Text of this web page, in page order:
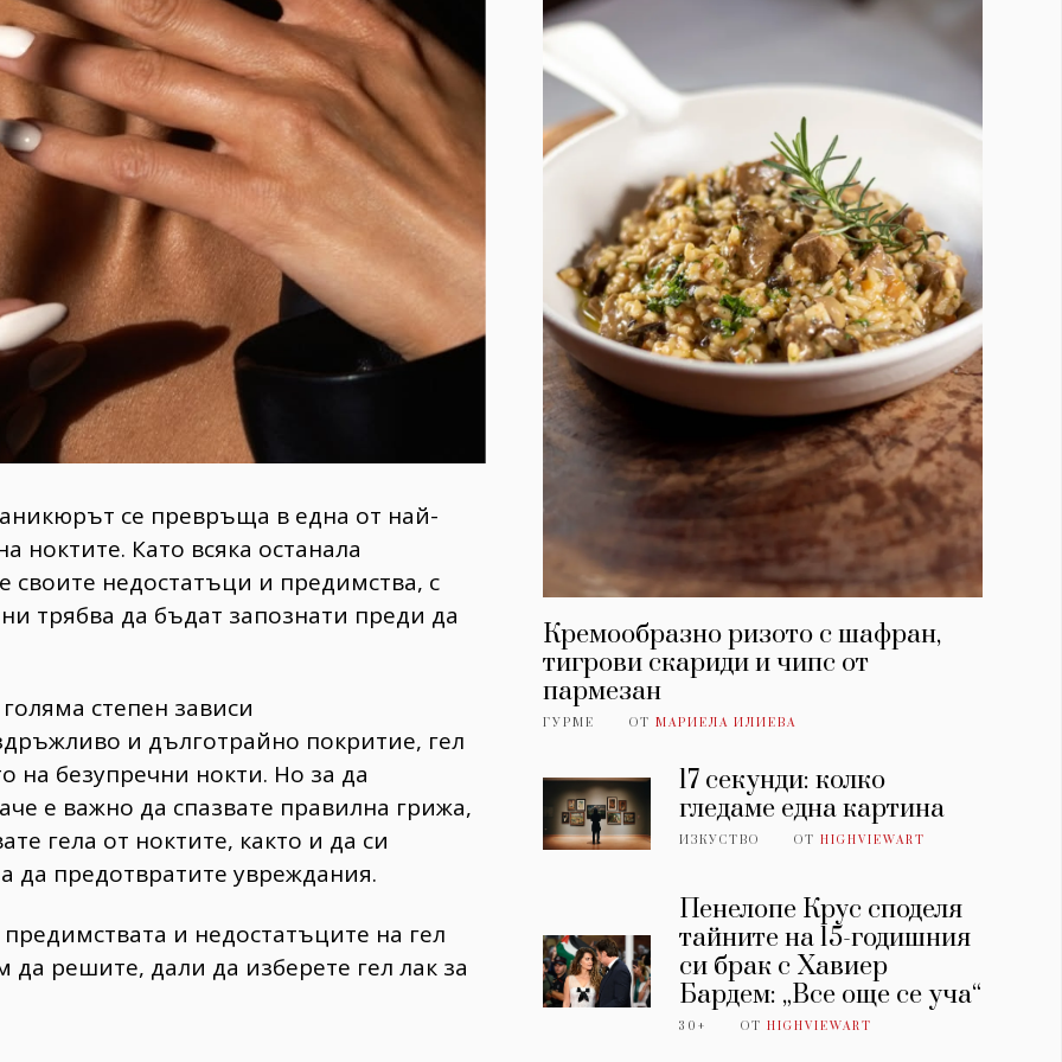
се превръща в една от най-
ноктите. Като всяка останала
своите недостатъци и предимства, с
трябва да бъдат запознати преди да
степен зависи
и дълготрайно покритие, гел
на безупречни нокти. Но за да
е важно да спазвате правилна грижа,
гела от ноктите, както и да си
да предотвратите увреждания.
и недостатъците на гел
решите, дали да изберете гел лак за
Кремообразно ризото с шафран,
тигрови скариди и чипс от
пармезан
ГУРМЕ ОТ МАРИЕЛА ИЛИЕВА
17 секунди: колко
гледаме една картина
ИЗКУСТВО ОТHIGHVIEWART
Пенелопе Крус споделя
тайните на 15-годишния
си брак с Хавиер
Бардем: „Все още се уча“
30+ ОТHIGHVIEWART